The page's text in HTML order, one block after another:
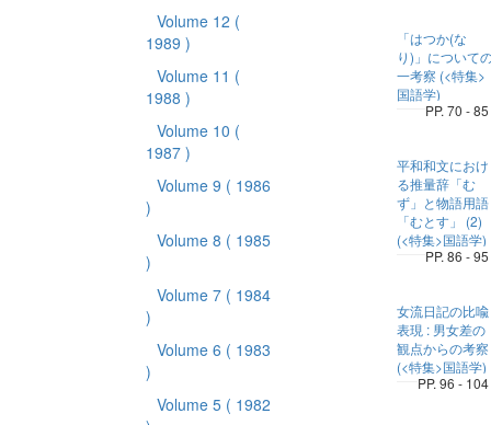
Volume 12 (
1989 )
Volume 11 (
1988 )
Volume 10 (
1987 )
Volume 9 ( 1986
)
Volume 8 ( 1985
)
Volume 7 ( 1984
)
Volume 6 ( 1983
)
Volume 5 ( 1982
「はつか(な
り)」について
一考察 (<特集>
国語学)
PP. 70 - 85
平和和文におけ
る推量辞「む
ず」と物語用語
「むとす」 (2)
(<特集>国語学)
PP. 86 - 95
女流日記の比喩
表現 : 男女差の
観点からの考察
(<特集>国語学)
PP. 96 - 104